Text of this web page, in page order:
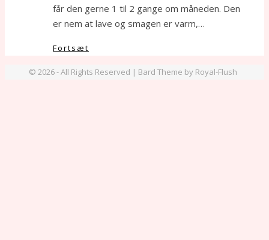
får den gerne 1 til 2 gange om måneden. Den
er nem at lave og smagen er varm,…
Fortsæt
© 2026 - All Rights Reserved | Bard Theme by Royal-Flush